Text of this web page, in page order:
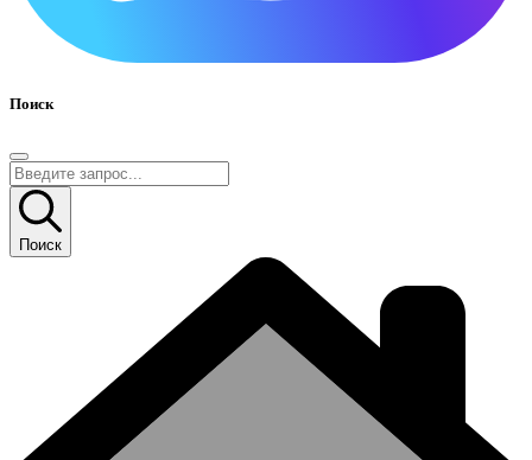
Поиск
Поиск